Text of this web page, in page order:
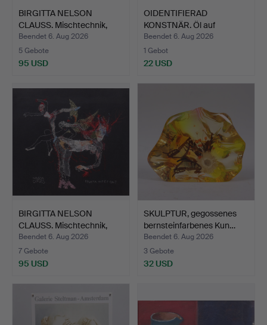
BIRGITTA NELSON
CLAUSS. Mischtechnik,
"Dan…
Beendet 6. Aug 2026
5 Gebote
95 USD
OIDENTIFIERAD
KONSTNÄR. Öl auf
Leinwand, B…
Beendet 6. Aug 2026
1 Gebot
22 USD
BIRGITTA NELSON
CLAUSS. Mischtechnik,
"Fru…
Beendet 6. Aug 2026
7 Gebote
95 USD
SKULPTUR, gegossenes
bernsteinfarbenes Kun…
Beendet 6. Aug 2026
3 Gebote
32 USD